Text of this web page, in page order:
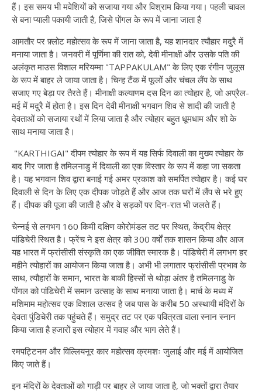
हैं। इस समय भी मवेशियों को सजाया गया और विश्राम किया गया। पहली चावल
से बना प्याली पकायी जाती है, जिसे पोंगल के रूप में जाना जाता है
आमतौर पर फ़्लोट महोत्सव के रूप में जाना जाता है, यह शानदार त्यौहार मदुरै में
मनाया जाता है। जनवरी में पूर्णिमा की रात को, देवी मीनाक्षी और उसके पति की
अलंकृत माउस विशाल मरियम्मा "TAPPAKULAM" के लिए एक रंगीन जुलूस
के रूप में बाहर ले जाया जाता है। चिन्ह टैंक में फूलों और चंचल लैंप के साथ
सजाए गए बेड़ा पर तैरते हैं। मीनाक्षी कल्याणम दस दिन का त्योहार है, जो अप्रैल-
मई में मदुरै में होता है। इस दिन देवी मीनाक्षी भगवान शिव से शादी की जाती है
देवताओं को सजाया रथों में लिया जाता है और त्योहार बहुत धूमधाम और शो के
साथ मनाया जाता है।
"KARTHIGAI" दीपम त्योहार के रूप में यह सिर्फ दिवाली का मुख्य त्योहार के
बाद गिर जाता है तमिलनाडु में दिवाली का एक विस्तार के रूप में कहा जा सकता
है। यह भगवान शिव द्वारा बनाई गई अमर प्रकाश को समर्पित त्योहार है। कई घर
दिवाली से दिन के लिए एक दीपक जोड़ते हैं और आज तक घरों में लैंप से भरे हुए
हैं। दीपक की पूजा की जाती है और वे सड़कों पर दिन-रात भी जलते हैं।
चेन्नई से लगभग 160 किमी दक्षिण कोरोमंडल तट पर स्थित, केंद्रीय क्षेत्र
पांडिचेरी स्थित है। फ्रेंच ने इस क्षेत्र को 300 वर्षों तक शासन किया और आज
यह भारत में फ्रांसीसी संस्कृति का एक जीवित स्मारक है। पांडिचेरी में लगभग हर
महीने त्योहारों का आयोजन किया जाता है। अभी भी लगातार फ्रांसीसी प्रभाव के
साथ, त्यौहारों के समान, भारत के बाकी हिस्सों से थोड़ा अंतर है तमिलनाडु के
पोंगल को पांडिचेरी में समान उत्साह के साथ मनाया जाता है। मार्च के मध्य में
मशिमाम महोत्सव एक विशाल उत्सव है जब पास के करीब 50 अस्थायी मंदिरों के
देवता पुंडिचेरी तक पहुंचते हैं। समुद्र तट पर एक पवित्रता वाला स्नान स्नान
किया जाता है हजारों इस त्योहार में गवाह और भाग लेते हैं।
रमपट्टिनम और विल्लियनूर कार महोत्सव क्रमशः जुलाई और मई में आयोजित
किए जाते हैं।
इन मंदिरों के देवताओं को गाड़ी पर बाहर ले जाया जाता है, जो भक्तों द्वारा तैयार